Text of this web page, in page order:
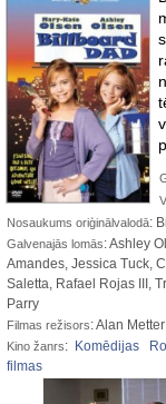
Nosaukums oriģinālvalodā:
Galvenajās lomās: Ashley
Amandes, Jessica Tuck,
Saletta, Rafael Rojas III,
Parry
Filmas režisors: Alan Metter
Kino žanrs: Komēdijas
filmas